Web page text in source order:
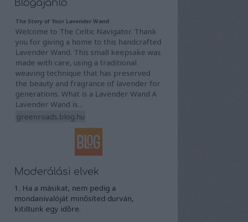
Blogajánló
The Story of Your Lavender Wand
Welcome to The Celtic Navigator. Thank
you for giving a home to this handcrafted
Lavender Wand. This small keepsake was
made with care, using a traditional
weaving technique that has preserved
the beauty and fragrance of lavender for
generations. What is a Lavender Wand A
Lavender Wand is…
greenroads.blog.hu
Moderálási elvek
1. Ha a másikat, nem pedig a
mondanivalóját minősíted durván,
kitiltunk egy időre.